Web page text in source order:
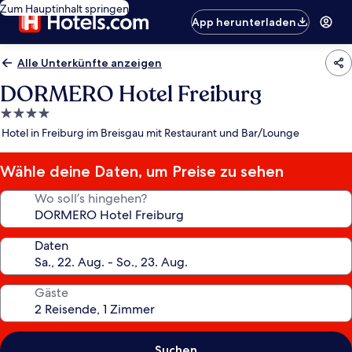
Zum Hauptinhalt springen
App herunterladen
Alle Unterkünfte anzeigen
DORMERO Hotel Freiburg
4.0-
Sterne-
Hotel in Freiburg im Breisgau mit Restaurant und Bar/Lounge
Wähle deine Daten, um Preise zu sehen
Wo soll’s hingehen?
Daten
Gäste